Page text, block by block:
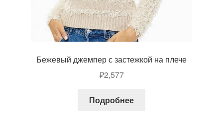
Бежевый джемпер с застежкой на плече
₽2,577
Подробнее